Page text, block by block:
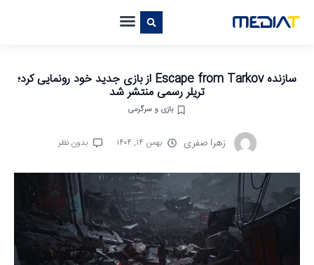
سازنده Escape from Tarkov از بازی جدید خود رونمایی کرد؛
تریلر رسمی منتشر شد
بازی و سرگرمی
زهرا صفری بهمن ۱۴, ۱۴۰۴ بدون نظر